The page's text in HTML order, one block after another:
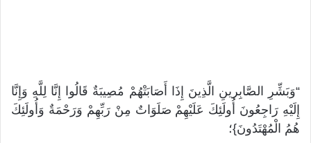
“وَبَشِّرِ الصَّابِرينِ الَّذِينَ إِذَا أَصَابَتْهُمْ مُصِيبَةٌ قَالُوا إِنَّا لِلَّهِ وَإِنَّا
إِلَيْهِ رَاجِعُونَ أُولَئِكَ عَلَيْهِمْ صَلَوَاتٌ مِنْ رَبِّهِمْ وَرَحْمَةٌ وَأُولَئِكَ
هُمُ الْمُهْتَدُونَ}؛